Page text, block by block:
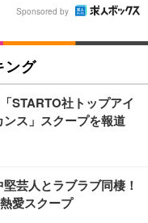
Sponsored by
ング
STARTO社トップアイ
ンス」スクープを報道
芸人とラブラブ同棲！
愛スクープ